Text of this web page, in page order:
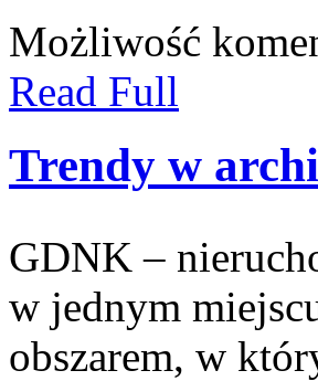
Możliwość
Read Full
Trendy w
GDNK –
w jednym
obszarem, w